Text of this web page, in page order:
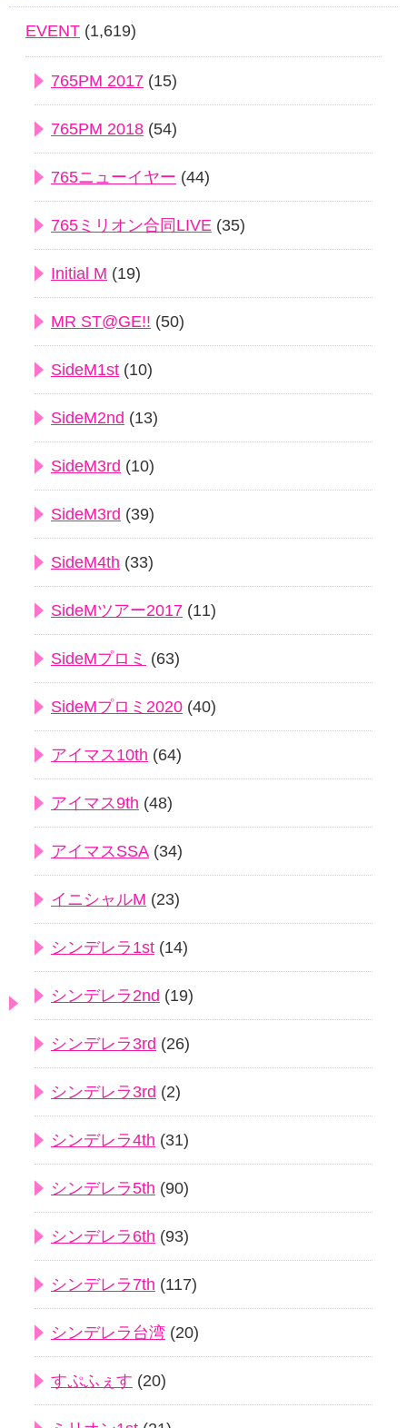
EVENT (1,619)
765PM 2017 (15)
765PM 2018 (54)
765ニューイヤー (44)
765ミリオン合同LIVE (35)
Initial M (19)
MR ST@GE!! (50)
SideM1st (10)
SideM2nd (13)
SideM3rd (10)
SideM3rd (39)
SideM4th (33)
SideMツアー2017 (11)
SideMプロミ (63)
SideMプロミ2020 (40)
アイマス10th (64)
アイマス9th (48)
アイマスSSA (34)
イニシャルM (23)
シンデレラ1st (14)
シンデレラ2nd (19)
シンデレラ3rd (26)
シンデレラ3rd (2)
シンデレラ4th (31)
シンデレラ5th (90)
シンデレラ6th (93)
シンデレラ7th (117)
シンデレラ台湾 (20)
すぷふぇす (20)